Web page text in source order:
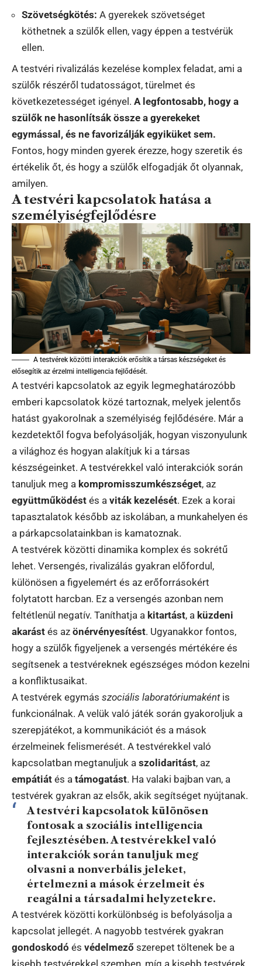
Szövetségkötés: A gyerekek szövetséget
köthetnek a szülők ellen, vagy éppen a testvérük
ellen.
A testvéri rivalizálás kezelése komplex feladat, ami a
szülők részéről tudatosságot, türelmet és
következetességet igényel. A legfontosabb, hogy a
szülők ne hasonlítsák össze a gyerekeket
egymással, és ne favorizálják egyiküket sem.
Fontos, hogy minden gyerek érezze, hogy szeretik és
értékelik őt, és hogy a szülők elfogadják őt olyannak,
amilyen.
A testvéri kapcsolatok hatása a
személyiségfejlődésre
A testvérek közötti interakciók erősítik a társas készségeket és
elősegítik az érzelmi intelligencia fejlődését.
A testvéri kapcsolatok az egyik legmeghatározóbb
emberi kapcsolatok közé tartoznak, melyek jelentős
hatást gyakorolnak a személyiség fejlődésére. Már a
kezdetektől fogva befolyásolják, hogyan viszonyulunk
a világhoz és hogyan alakítjuk ki a társas
készségeinket. A testvérekkel való interakciók során
tanuljuk meg a kompromisszumkészséget, az
együttműködést és a viták kezelését. Ezek a korai
tapasztalatok később az iskolában, a munkahelyen és
a párkapcsolatainkban is kamatoznak.
A testvérek közötti dinamika komplex és sokrétű
lehet. Versengés, rivalizálás gyakran előfordul,
különösen a figyelemért és az erőforrásokért
folytatott harcban. Ez a versengés azonban nem
feltétlenül negatív. Taníthatja a kitartást, a küzdeni
akarást és az önérvényesítést. Ugyanakkor fontos,
hogy a szülők figyeljenek a versengés mértékére és
segítsenek a testvéreknek egészséges módon kezelni
a konfliktusaikat.
A testvérek egymás szociális laboratóriumakéntis
funkcionálnak. A velük való játék során gyakoroljuk a
szerepjátékot, a kommunikációt és a mások
érzelmeinek felismerését. A testvérekkel való
kapcsolatban megtanuljuk a szolidaritást, az
empátiát és a támogatást. Ha valaki bajban van, a
testvérek gyakran az elsők, akik segítséget nyújtanak.
A testvéri kapcsolatok különösen
fontosak a szociális intelligencia
fejlesztésében. A testvérekkel való
interakciók során tanuljuk meg
olvasni a nonverbális jeleket,
értelmezni a mások érzelmeit és
reagálni a társadalmi helyzetekre.
A testvérek közötti korkülönbség is befolyásolja a
kapcsolat jellegét. A nagyobb testvérek gyakran
gondoskodó és védelmező szerepet töltenek be a
kisebb testvérekkel szemben, míg a kisebb testvérek